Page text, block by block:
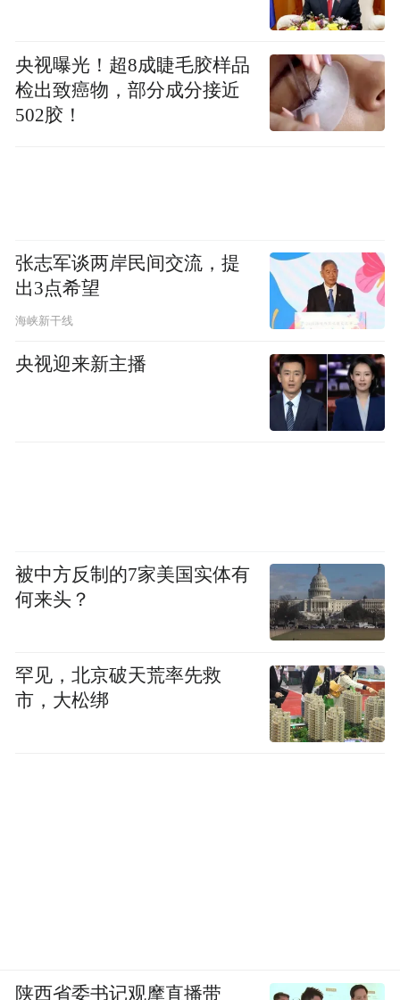
西起沿江中大道，东至上海路
是南昌东西向交通的重要通道
沿线交叉口渠化拓宽、
港湾式公交站改造、
人行天桥建设以及跨线桥建设等
将较大提升洪城路、解放西路
央视曝光！超8成睫毛胶样品
检出致癌物，部分成分接近
502胶！
张志军谈两岸民间交流，提
出3点希望
海峡新干线
央视迎来新主播
被中方反制的7家美国实体有
何来头？
罕见，北京破天荒率先救
市，大松绑
陕西省委书记观摩直播带